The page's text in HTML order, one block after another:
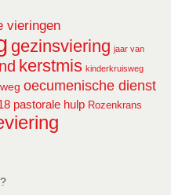
vieringen
gezinsviering jaar van
kerstmis kinderkruisweg
oecumenische dienst
pastorale hulp Rozenkrans